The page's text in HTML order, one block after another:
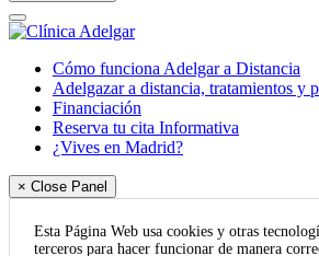
Cómo funciona Adelgar a Distancia
Adelgazar a distancia, tratamientos y
Financiación
Reserva tu cita Informativa
¿Vives en Madrid?
× Close Panel
Esta Página Web usa cookies y otras
terceros para hacer funcionar de manera